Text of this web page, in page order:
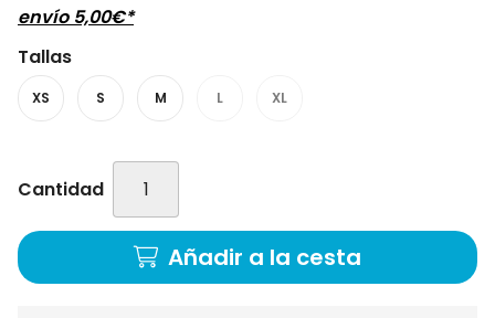
envío 5,00€*
Tallas
XS S M L XL
Cantidad
Añadir a la cesta